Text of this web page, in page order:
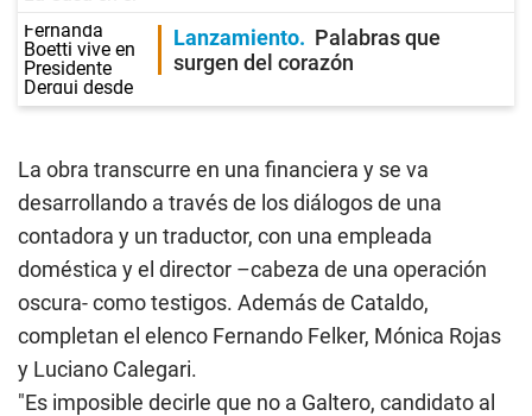
Lanzamiento
Palabras que
surgen del corazón
La obra transcurre en una financiera y se va
desarrollando a través de los diálogos de una
contadora y un traductor, con una empleada
doméstica y el director –cabeza de una operación
oscura- como testigos. Además de Cataldo,
completan el elenco Fernando Felker, Mónica Rojas
y Luciano Calegari.
"Es imposible decirle que no a Galtero, candidato al